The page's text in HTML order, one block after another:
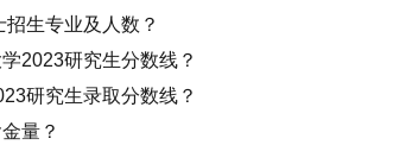
生专业及人数？
2023研究生分数线？
研究生录取分数线？
量？